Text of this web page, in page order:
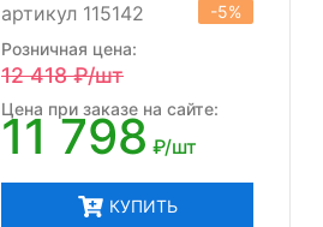
артикул 115142
-5%
Розничная цена:
12 418₽/шт
Цена при заказе на сайте:
11 798 ₽/шт
КУПИТЬ